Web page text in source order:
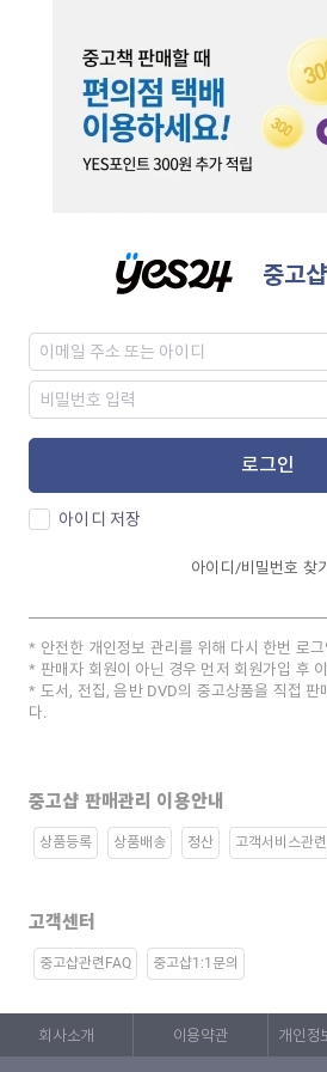
중고
로그인
아이디 저장
아이디/비밀번호 찾기
안전한 개인정보 관리를 위해 다시 한번 로
판매자 회원이 아닌 경우 먼저 회원가입 후
도서, 전집, 음반 DVD의 중고상품을 직접 판
다.
중고샵 판매관리 이용안내
상품등록 상품배송 정산 고객서비스관련
고객센터
중고샵관련FAQ 중고샵1:1문의
회사소개 이용약관 개인정